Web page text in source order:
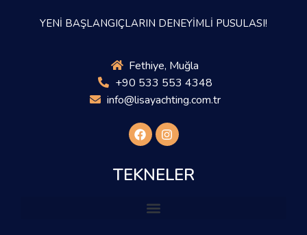
YENİ BAŞLANGIÇLARIN DENEYİMLİ PUSULASI!
Fethiye, Muğla
+90 533 553 4348
info@lisayachting.com.tr
TEKNELER